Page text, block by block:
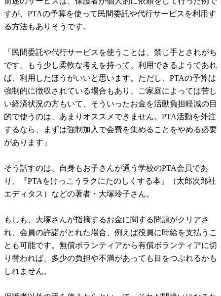
すが、PTAの予算を使って民間委託や代行サービスを利用す
る方法もありそうです。
「民間委託や代行サービスを使うことは、禁じ手とされがち
です。もう少し柔軟な考えを持って、利用できるようであれ
ば、利用したほうがいいと思います。ただし、PTAの予算は
強制的に徴収されている場合もあり、ご家庭によっては苦し
い経済状況の方もいて、そういったお金を活動負担軽減の目
的で使うのは、あまりオススメできません。PTA活動を外注
するなら、まずは強制加入で会費を集めることをやめる必要
があります」
そう話すのは、自身もお子さんが通う学校のPTA会員であ
り、『PTAをけっこうラクにたのしくする本』（太郎次郎社
エディタス）などの著者・大塚玲子さん。
もしも、大塚さんが指摘するお金に関する問題がクリアさ
れ、会員の許諾がとれた場合、例えば役員に時給を支払うこ
とも可能です。無償ボランティアから有償ボランティアに切
り替われば、多少の負担や不満があっても目をつぶれるかも
しれません。